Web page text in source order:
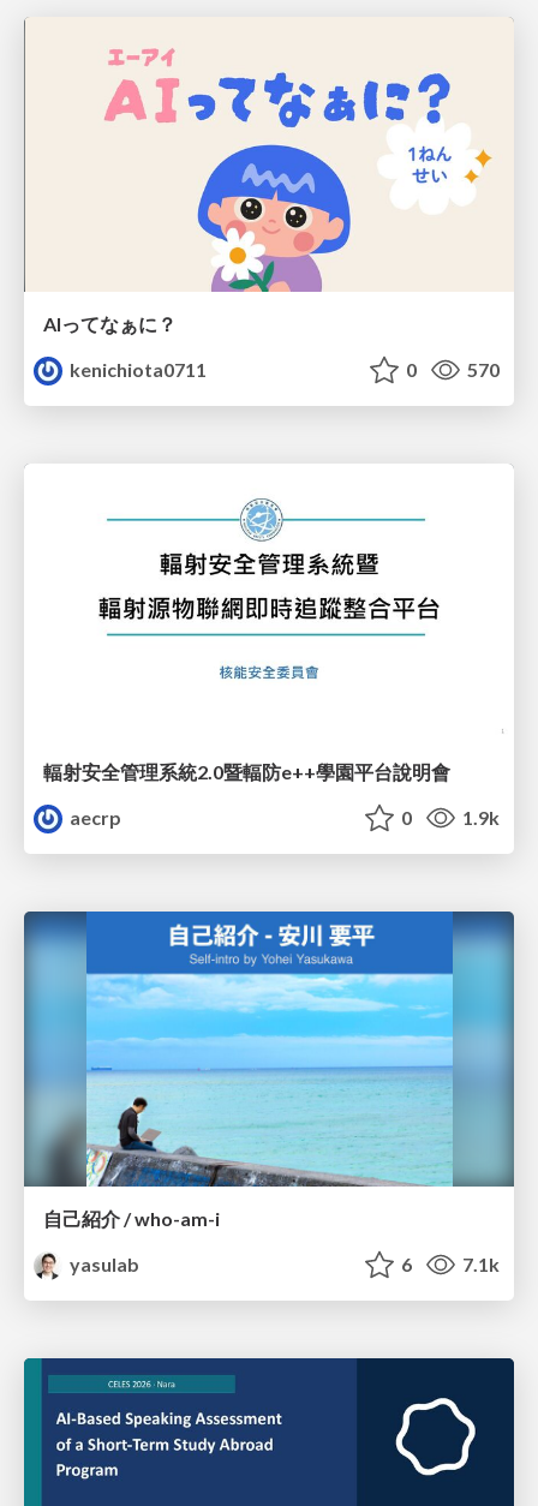
AIってなぁに？
kenichiota0711
0 570
輻射安全管理系統2.0暨輻防e++學園平台說明會
aecrp
0 1.9k
自己紹介 / who-am-i
yasulab
6 7.1k